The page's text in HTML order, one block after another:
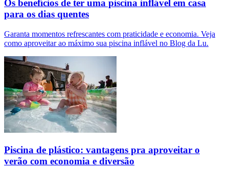
Os benefícios de ter uma piscina inflável em casa
para os dias quentes
Garanta momentos refrescantes com praticidade e economia. Veja
como aproveitar ao máximo sua piscina inflável no Blog da Lu.
Piscina de plástico: vantagens pra aproveitar o
verão com economia e diversão